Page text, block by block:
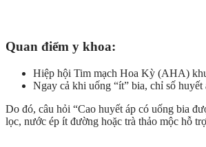
Quan điểm y khoa:
Hiệp hội Tim mạch Hoa Kỳ (AHA)
Ngay cả khi uống “ít” bia, chỉ số
Do đó, câu hỏi “Cao huyết áp có uống bia
lọc, nước ép ít đường hoặc trà thảo mộc hỗ